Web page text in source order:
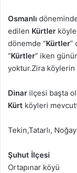
Osmanlı
edilen Kürtler
dönemde “Kürtler”
“Kürtler” iken
yoktur.Zira
Dinar ilçesi başta
Kürt köyleri
Tekin,Tatarlı,
Şuhut İlçesi
Ortapınar köyü